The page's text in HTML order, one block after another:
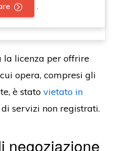
la licenza per offrire
opera, compresi gli
è statovietato in
servizi non registrati.
negoziazione